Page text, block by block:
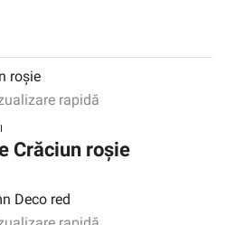
rapidă
Crăciun roșie